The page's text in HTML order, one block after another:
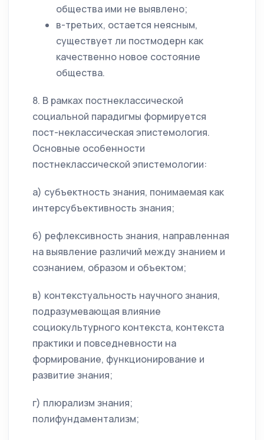
общества ими не выявлено;
в-третьих, остается неясным,
существует ли постмодерн как
качественно новое состояние
общества.
8. В рамках постнеклассической
социальной парадигмы формируется
пост-неклассическая эпистемология.
Основные особенности
постнеклассической эпистемологии:
а) субъектность знания, понимаемая как
интерсубъективность знания;
б) рефлексивность знания, направленная
на выявление различий между знанием и
сознанием, образом и объектом;
в) контекстуальность научного знания,
подразумевающая влияние
социокультурного контекста, контекста
практики и повседневности на
формирование, функционирование и
развитие знания;
г) плюрализм знания;
полифундаментализм;